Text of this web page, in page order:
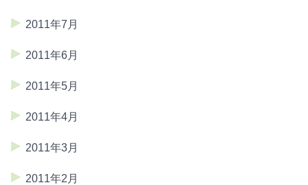
2011年7月
2011年6月
2011年5月
2011年4月
2011年3月
2011年2月